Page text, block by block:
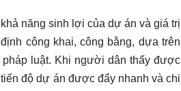
năng sinh lợi của dự án và giá trị
công khai, công bằng, dựa trên
luật. Khi người dân thấy được
độ dự án được đẩy nhanh và chi